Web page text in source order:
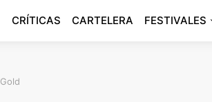
CRÍTICAS CARTELERA FESTIVALES